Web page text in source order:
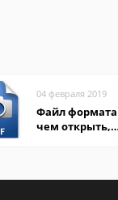
04 февраля 2019
Файл формата
чем открыть,